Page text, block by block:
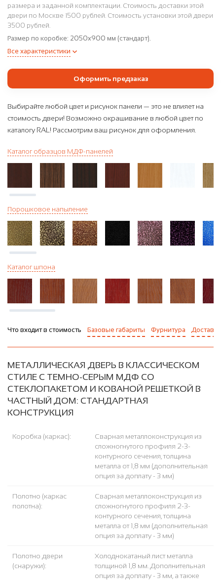
размера и заданной комплектации. Стоимость доставки этой
двери по Москве 1500 рублей. Стоимость установки этой двери
3500 рублей.
Размер по коробке: 2050x900 мм (стандарт).
Все характеристики
Оформить предзаказ
Выбирайте любой цвет и рисунок панели — это не влияет на
стоимость двери! Возможно окрашивание в любой цвет по
каталогу RAL! Рассмотрим ваш рисунок для оформления.
Каталог образцов МДФ-панелей
Порошковое напыление
Каталог шпона
Что входит в стоимость Базовые габариты Фурнитура Доставка
МЕТАЛЛИЧЕСКАЯ ДВЕРЬ В КЛАССИЧЕСКОМ
СТИЛЕ С ТЕМНО-СЕРЫМ МДФ СО
СТЕКЛОПАКЕТОМ И КОВАНОЙ РЕШЕТКОЙ В
ЧАСТНЫЙ ДОМ: СТАНДАРТНАЯ
КОНСТРУКЦИЯ
Коробка (каркас):
Сварная металлоконструкция из
сложногнутого профиля 2-3-
контурного сечения, толщина
металла от 1,8 мм (дополнительная
опция за доплату - 3 мм)
Полотно (каркас
полотна):
Сварная металлоконструкция из
сложногнутого профиля 2-3-
контурного сечения, толщина
металла от 1,8 мм (дополнительная
опция за доплату - 3 мм)
Полотно двери
(снаружи):
Холоднокатаный лист металла
толщиной 1,8 мм. Дополнительная
опция за доплату - 3 мм, а также